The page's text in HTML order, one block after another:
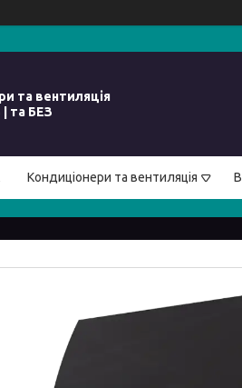
та вентиляція
та БЕЗ
Кондиціонери та вентиляція